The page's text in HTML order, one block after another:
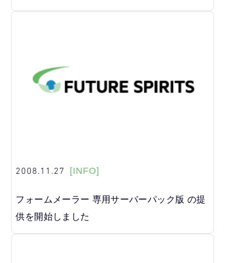
2008.11.27 [INFO]
フォームメーラー 専用サーバーパック版 の提
供を開始しました